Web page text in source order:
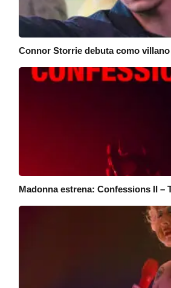
Connor Storrie debuta como
Madonna estrena: Confessions II –